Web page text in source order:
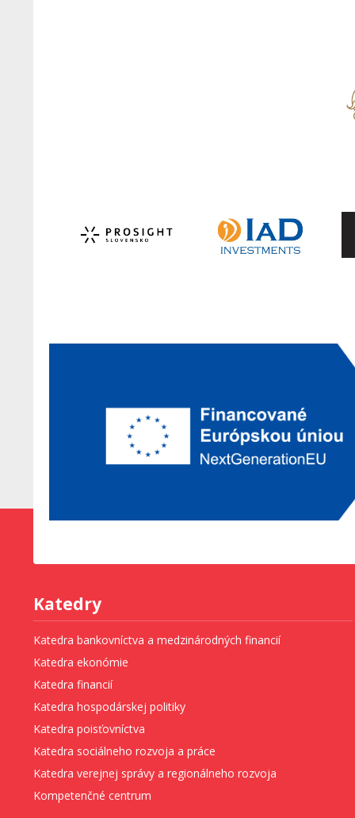
Katedry
Katedra bankovníctva a medzinárodných financií
Katedra ekonómie
Katedra financií
Katedra hospodárskej politiky
Katedra poisťovníctva
Katedra sociálneho rozvoja a práce
Katedra verejnej správy a regionálneho rozvoja
Kompetenčné centrum